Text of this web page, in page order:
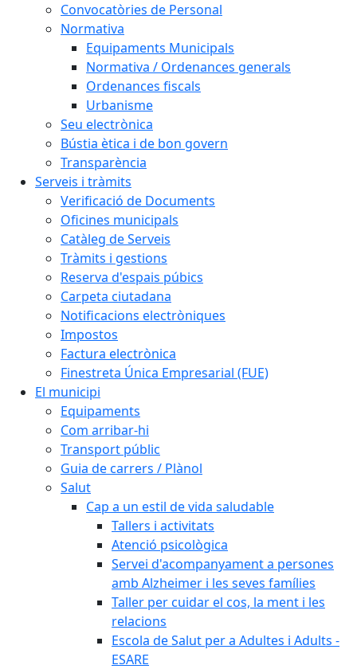
Convocatòries de Personal
Normativa
Equipaments Municipals
Normativa / Ordenances generals
Ordenances fiscals
Urbanisme
Seu electrònica
Bústia ètica i de bon govern
Transparència
Serveis i tràmits
Verificació de Documents
Oficines municipals
Catàleg de Serveis
Tràmits i gestions
Reserva d'espais púbics
Carpeta ciutadana
Notificacions electròniques
Impostos
Factura electrònica
Finestreta Única Empresarial (FUE)
El municipi
Equipaments
Com arribar-hi
Transport públic
Guia de carrers / Plànol
Salut
Cap a un estil de vida saludable
Tallers i activitats
Atenció psicològica
Servei d'acompanyament a persones
amb Alzheimer i les seves famílies
Taller per cuidar el cos, la ment i les
relacions
Escola de Salut per a Adultes i Adults -
ESARE